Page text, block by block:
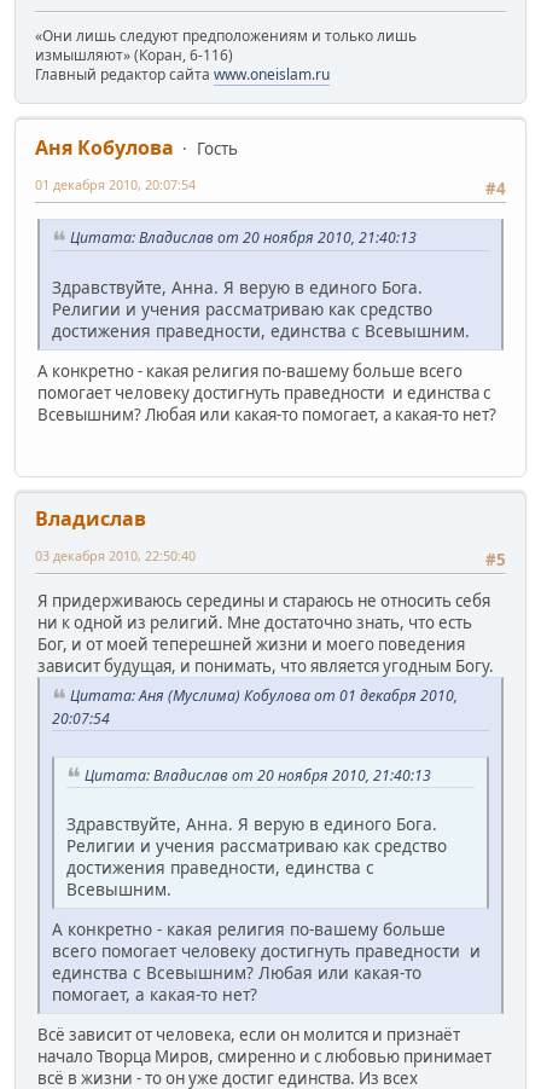
«Они лишь следуют предположениям и только лишь
измышляют» (Коран, 6-116)
Главный редактор сайта www.oneislam.ru
Аня Кобулова
Гость
#4
01 декабря 2010, 20:07:54
Цитата: Владислав от 20 ноября 2010, 21:40:13
Здравствуйте, Анна. Я верую в единого Бога.
Религии и учения рассматриваю как средство
достижения праведности, единства с Всевышним.
А конкретно - какая религия по-вашему больше всего
помогает человеку достигнуть праведности и единства с
Всевышним? Любая или какая-то помогает, а какая-то нет?
Владислав
#5
03 декабря 2010, 22:50:40
Я придерживаюсь середины и стараюсь не относить себя
ни к одной из религий. Мне достаточно знать, что есть
Бог, и от моей теперешней жизни и моего поведения
зависит будущая, и понимать, что является угодным Богу.
Цитата: Аня (Муслима) Кобулова от 01 декабря 2010,
20:07:54
Цитата: Владислав от 20 ноября 2010, 21:40:13
Здравствуйте, Анна. Я верую в единого Бога.
Религии и учения рассматриваю как средство
достижения праведности, единства с
Всевышним.
А конкретно - какая религия по-вашему больше
всего помогает человеку достигнуть праведности и
единства с Всевышним? Любая или какая-то
помогает, а какая-то нет?
Всё зависит от человека, если он молится и признаёт
начало Творца Миров, смиренно и с любовью принимает
всё в жизни - то он уже достиг единства. Из всех